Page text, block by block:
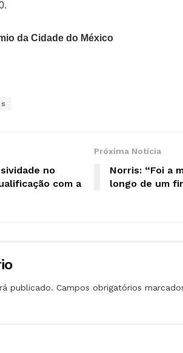
da Cidade do México
no
com a
Próxima Notícia
Norris: “Foi a
longo de um
publicado. Campos obrigatórios